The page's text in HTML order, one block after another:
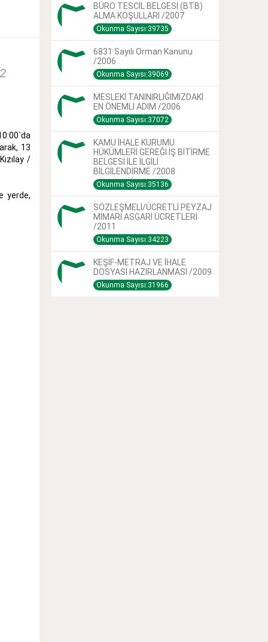
13
/
yerde,
BÜRO TESCİL BELGESİ (BTB)
ALMA KOŞULLARI /2007
Okunma Sayısı:39735
6831 Sayılı Orman Kanunu
/2006
Okunma Sayısı:39069
MESLEKİ TANINIRLIĞIMIZDAKİ
EN ÖNEMLİ ADIM /2006
Okunma Sayısı:37072
KAMU İHALE KURUMU
HÜKÜMLERİ GEREĞİ İŞ BİTİRME
BELGESİ İLE İLGİLİ
BİLGİLENDİRME /2008
Okunma Sayısı:35136
SÖZLEŞMELİ/ÜCRETLİ PEYZAJ
MİMARI ASGARİ ÜCRETLERİ
/2011
Okunma Sayısı:34223
KEŞİF-METRAJ VE İHALE
DOSYASI HAZIRLANMASI /2009
Okunma Sayısı:31966